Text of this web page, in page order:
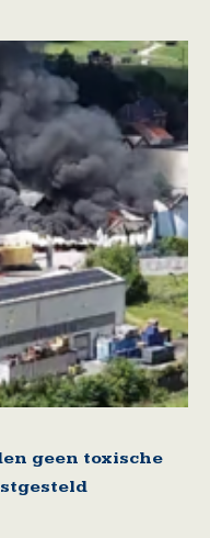
geen toxische